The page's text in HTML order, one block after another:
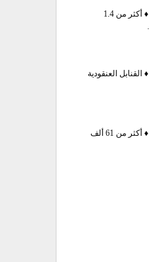
♦️
أكثر من 1.4
♦️القنابل العنقودية
♦️
أكثر من 61 ألف